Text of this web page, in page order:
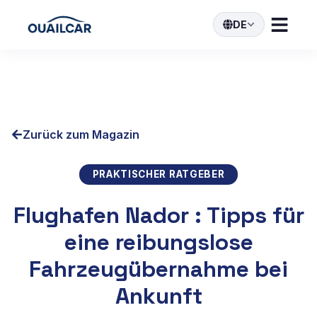
DE
Zurück zum Magazin
PRAKTISCHER RATGEBER
Flughafen Nador : Tipps für
eine reibungslose
Fahrzeugübernahme bei
Ankunft